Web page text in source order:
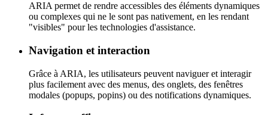
ARIA permet de rendre accessibles des éléments dynamiques
ou complexes qui ne le sont pas nativement, en les rendant
"visibles" pour les technologies d'assistance.
Navigation et interaction
Grâce à ARIA, les utilisateurs peuvent naviguer et interagir
plus facilement avec des menus, des onglets, des fenêtres
modales (popups, popins) ou des notifications dynamiques.